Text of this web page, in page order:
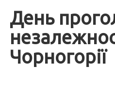
День
Чорногорії